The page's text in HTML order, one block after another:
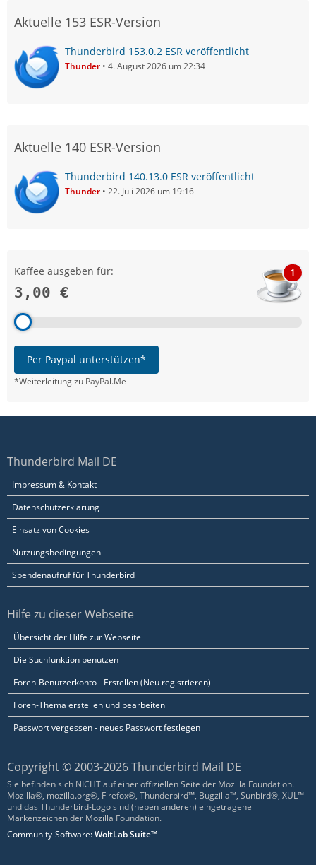
Aktuelle 153 ESR-Version
Thunderbird 153.0.2 ESR veröffentlicht
Thunder 4. August 2026 um 22:34
Aktuelle 140 ESR-Version
Thunderbird 140.13.0 ESR veröffentlicht
Thunder 22. Juli 2026 um 19:16
Kaffee ausgeben für:
3,00 €
1
Per Paypal unterstützen*
*Weiterleitung zu PayPal.Me
Thunderbird Mail DE
Impressum & Kontakt
Datenschutzerklärung
Einsatz von Cookies
Nutzungsbedingungen
Spendenaufruf für Thunderbird
Hilfe zu dieser Webseite
Übersicht der Hilfe zur Webseite
Die Suchfunktion benutzen
Foren-Benutzerkonto - Erstellen (Neu registrieren)
Foren-Thema erstellen und bearbeiten
Passwort vergessen - neues Passwort festlegen
Copyright © 2003-2026 Thunderbird Mail DE
Sie befinden sich NICHT auf einer offiziellen Seite der Mozilla Foundation.
Mozilla®, mozilla.org®, Firefox®, Thunderbird™, Bugzilla™, Sunbird®, XUL™
und das Thunderbird-Logo sind (neben anderen) eingetragene
Markenzeichen der Mozilla Foundation.
Community-Software:WoltLab Suite™